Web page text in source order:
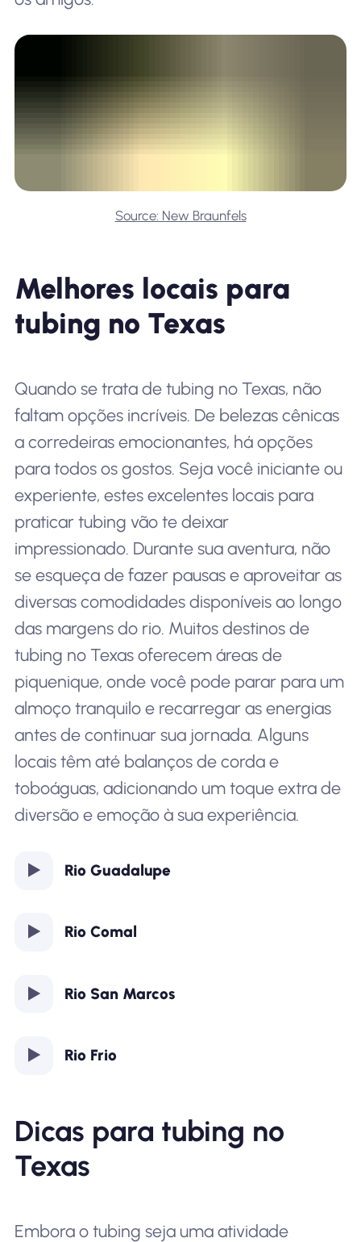
Source: New Braunfels
Melhores locais para
tubing no Texas
Quando se trata de tubing no Texas, não
faltam opções incríveis. De belezas cênicas
a corredeiras emocionantes, há opções
para todos os gostos. Seja você iniciante ou
experiente, estes excelentes locais para
praticar tubing vão te deixar
impressionado. Durante sua aventura, não
se esqueça de fazer pausas e aproveitar as
diversas comodidades disponíveis ao longo
das margens do rio. Muitos destinos de
tubing no Texas oferecem áreas de
piquenique, onde você pode parar para um
almoço tranquilo e recarregar as energias
antes de continuar sua jornada. Alguns
locais têm até balanços de corda e
toboáguas, adicionando um toque extra de
diversão e emoção à sua experiência.
Rio Guadalupe
Rio Comal
Rio San Marcos
Rio Frio
Dicas para tubing no
Texas
Embora o tubing seja uma atividade